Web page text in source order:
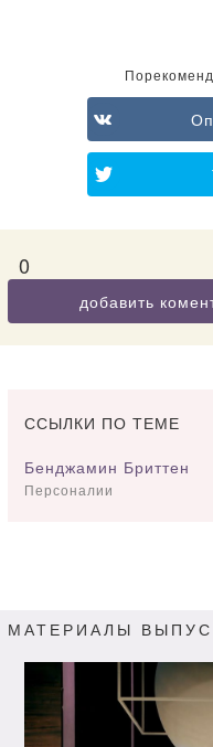
0
добавить
ССЫЛКИ ПО ТЕМЕ
Бенджамин Бриттен
Персоналии
МАТЕРИАЛЫ